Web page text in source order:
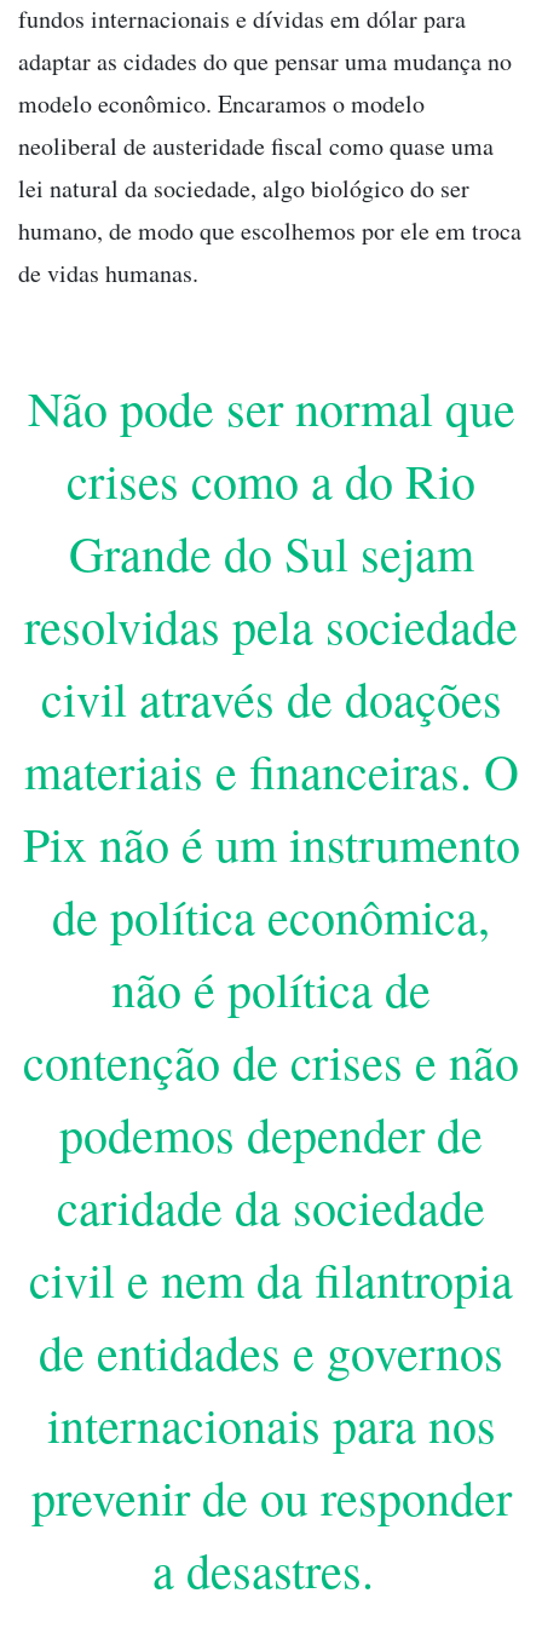
fundos internacionais e dívidas em dólar para
adaptar as cidades do que pensar uma mudança no
modelo econômico. Encaramos o modelo
neoliberal de austeridade fiscal como quase uma
lei natural da sociedade, algo biológico do ser
humano, de modo que escolhemos por ele em troca
de vidas humanas.
Não pode ser normal que
crises como a do Rio
Grande do Sul sejam
resolvidas pela sociedade
civil através de doações
materiais e financeiras. O
Pix não é um instrumento
de política econômica,
não é política de
contenção de crises e não
podemos depender de
caridade da sociedade
civil e nem da filantropia
de entidades e governos
internacionais para nos
prevenir de ou responder
a desastres.